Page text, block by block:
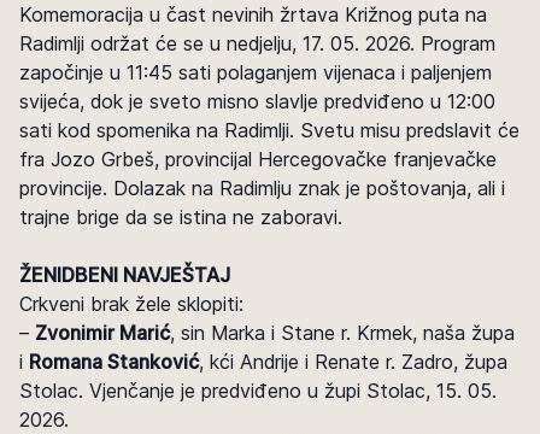
Komemoracija u čast nevinih žrtava Križnog puta na
Radimlji održat će se u nedjelju, 17. 05. 2026. Program
započinje u 11:45 sati polaganjem vijenaca i paljenjem
svijeća, dok je sveto misno slavlje predviđeno u 12:00
sati kod spomenika na Radimlji. Svetu misu predslavit će
fra Jozo Grbeš, provincijal Hercegovačke franjevačke
provincije. Dolazak na Radimlju znak je poštovanja, ali i
trajne brige da se istina ne zaboravi.
ŽENIDBENI NAVJEŠTAJ
Crkveni brak žele sklopiti:
– Zvonimir Marić, sin Marka i Stane r. Krmek, naša župa
i Romana Stanković, kći Andrije i Renate r. Zadro, župa
Stolac. Vjenčanje je predviđeno u župi Stolac, 15. 05.
2026.